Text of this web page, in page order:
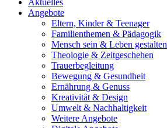
Aktuelles
Angebote
Eltern, Kinder & Teenager
Familienthemen & Pädagogik
Mensch sein & Leben gestalten
Theologie & Zeitgeschehen
Trauerbegleitung
Bewegung & Gesundheit
Ernährung & Genuss
Kreativität & Design
Umwelt & Nachhaltigkeit
Weitere Angebote